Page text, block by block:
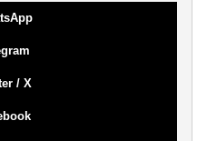
/ X